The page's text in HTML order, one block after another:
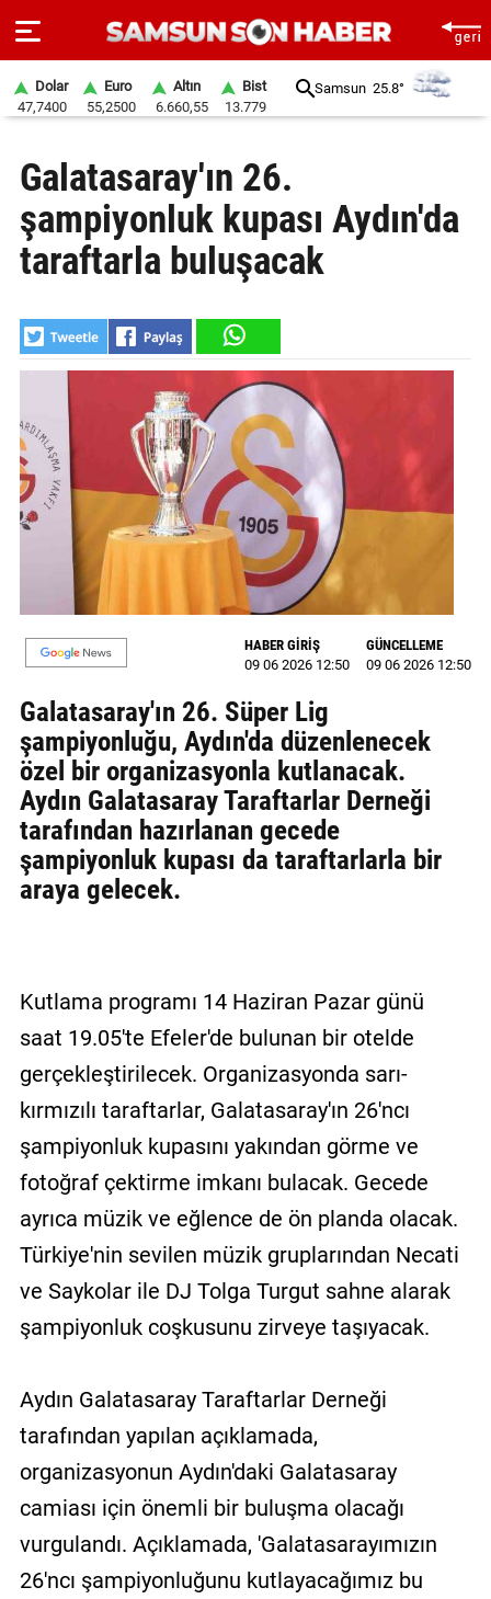
SAYFA
SAMSUN
HABER
GÜNDEM
SİYASET
EKONOMİ
DÜNYA
MAGAZİN
GALERİ
YAZARLAR
BİZE
ULAŞIN
Künye
İletişim
Gizlilik
Politikası
Dolar
47,7400
Euro
55,2500
Altın
6.660,55
Bist
13.779
Samsun 25.8°
Galatasaray'ın 26.
şampiyonluk kupası Aydın'da
taraftarla buluşacak
HABER GİRİŞ
09 06 2026 12:50
GÜNCELLEME
09 06 2026 12:50
Galatasaray'ın 26. Süper Lig
şampiyonluğu, Aydın'da düzenlenecek
özel bir organizasyonla kutlanacak.
Aydın Galatasaray Taraftarlar Derneği
tarafından hazırlanan gecede
şampiyonluk kupası da taraftarlarla bir
araya gelecek.
Kutlama programı 14 Haziran Pazar günü
saat 19.05'te Efeler'de bulunan bir otelde
gerçekleştirilecek. Organizasyonda sarı-
kırmızılı taraftarlar, Galatasaray'ın 26'ncı
şampiyonluk kupasını yakından görme ve
fotoğraf çektirme imkanı bulacak. Gecede
ayrıca müzik ve eğlence de ön planda olacak.
Türkiye'nin sevilen müzik gruplarından Necati
ve Saykolar ile DJ Tolga Turgut sahne alarak
şampiyonluk coşkusunu zirveye taşıyacak.
Aydın Galatasaray Taraftarlar Derneği
tarafından yapılan açıklamada,
organizasyonun Aydın'daki Galatasaray
camiası için önemli bir buluşma olacağı
vurgulandı. Açıklamada, 'Galatasarayımızın
26'ncı şampiyonluğunu kutlayacağımız bu